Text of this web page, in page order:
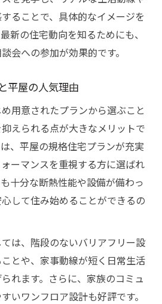
スト企画住宅のプラン活用事
わせた規格住宅の選び方
屋住宅の秘訣と資金計画の工
スト企画住宅の快適な暮らし
金計画で失敗しない工夫術
画住宅で叶える省エネと節約
守る平屋・ローコスト住宅の
らせる平屋・企画住宅の条件
ることで、具体的なイメージを
新の住宅動向を知るためにも、
会への参加が効果的です。
平屋の人気理由
用意されたプランから選ぶこと
えられる点が大きなメリットで
、平屋の規格住宅プランが充実
ーマンスを重視する方に選ばれ
十分な断熱性能や設備が備わっ
して住み始めることができるの
は、階段のないバリアフリー設
とや、家事動線が短く日常生活
れます。さらに、家族のコミュ
いワンフロア設計も好評です。